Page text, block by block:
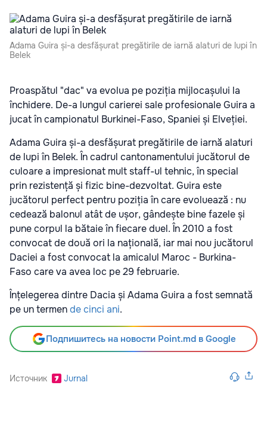
Adama Guira și-a desfășurat pregătirile de iarnă alaturi de lupi în
Belek
Proaspătul "dac" va evolua pe poziția mijlocașului la
închidere. De-a lungul carierei sale profesionale Guira a
jucat în campionatul Burkinei-Faso, Spaniei și Elveției.
Adama Guira și-a desfășurat pregătirile de iarnă alaturi
de lupi în Belek. În cadrul cantonamentului jucătorul de
culoare a impresionat mult staff-ul tehnic, în special
prin rezistență și fizic bine-dezvoltat. Guira este
jucătorul perfect pentru poziția în care evoluează : nu
cedează balonul atât de ușor, gândește bine fazele și
pune corpul la bătaie în fiecare duel. În 2010 a fost
convocat de două ori la națională, iar mai nou jucătorul
Daciei a fost convocat la amicalul Maroc - Burkina-
Faso care va avea loc pe 29 februarie.
Înțelegerea dintre Dacia și Adama Guira a fost semnată
pe un termende cinci ani.
Подпишитесь на новости Point.md в Google
Источник Jurnal